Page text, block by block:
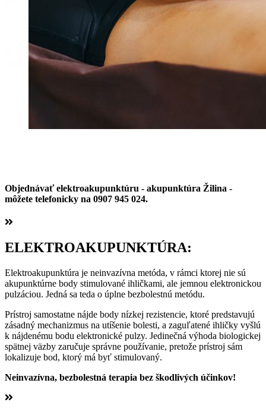
Objednávať elektroakupunktúru - akupunktúra Žilina -
môžete telefonicky na 0907 945 024.
ELEKTROAKUPUNKTÚRA:
Elektroakupunktúra je neinvazívna metóda, v rámci ktorej nie sú
akupunktúrne body stimulované ihličkami, ale jemnou elektronickou
pulzáciou. Jedná sa teda o úplne bezbolestnú metódu.
Prístroj samostatne nájde body nízkej rezistencie, ktoré predstavujú
zásadný mechanizmus na utíšenie bolesti, a zaguľatené ihličky vyšlú
k nájdenému bodu elektronické pulzy. Jedinečná výhoda biologickej
spätnej väzby zaručuje správne používanie, pretože prístroj sám
lokalizuje bod, ktorý má byť stimulovaný.
Neinvazívna, bezbolestná terapia bez škodlivých účinkov!